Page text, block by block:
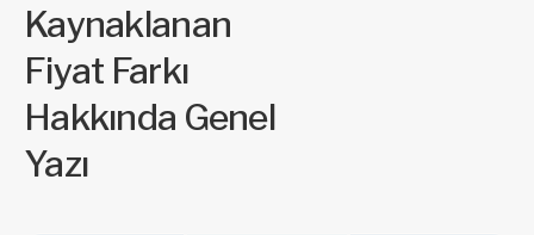
Kaynaklanan
Fiyat Farkı
Hakkında Genel
Yazı